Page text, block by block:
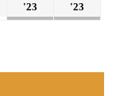
'23
'23